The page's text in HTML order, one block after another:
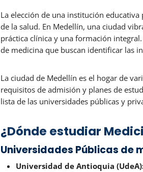
La elección de una institución
de la salud. En Medellín, una ciudad
práctica clínica y una formación
de medicina que buscan identificar las
La ciudad de Medellín es el hogar de
requisitos de admisión y planes de
lista de las universidades públicas y
¿Dónde estudiar
Universidades Públicas de
Universidad de Antioquia